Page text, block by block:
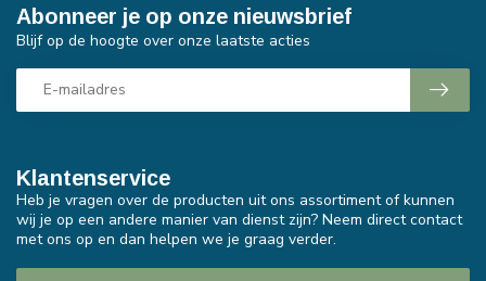
Klantenservice
Heb je vragen over de producten uit ons assortiment of kunnen
wij je op een andere manier van dienst zijn? Neem direct contact
met ons op en dan helpen we je graag verder.
Abonneer je op onze nieuwsbrief
Blijf op de hoogte over onze laatste acties